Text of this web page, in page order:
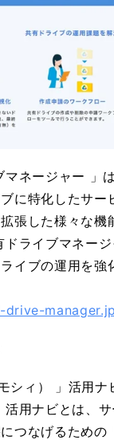
マネージャー 」
に特化したサー
張した様々な機
ライブマネー
イブの運用を強
シィ） 」活用
活用ナビとは、
つなげるための